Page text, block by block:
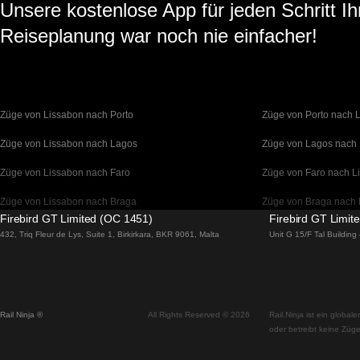
Unsere kostenlose App für jeden Schritt
Reiseplanung war noch nie einfacher!
Züge von Lissabon nach Porto Züge von Porto nach
Züge von Lissabon nach Lagos Züge von Lagos nach
Züge von Lissabon nach Faro Züge von Faro nach
Züge von Lissabon nach Braga Züge von Braga nach
Züge von Barcelona nach Madrid Züge von Madrid
Züge von Madrid nach Sevilla Züge von Sevilla
Firebird GT Limited (OC 1451)
432, Triq Fleur de Lys, Suite 1, Birkirkara, BKR 9061, Malta
Firebird GT
Unit G 15/F Tal
Rail Ninja ® All Rights Reserved © 2026
Rail.Ninja ist ein
oder betreibt keine Züge.